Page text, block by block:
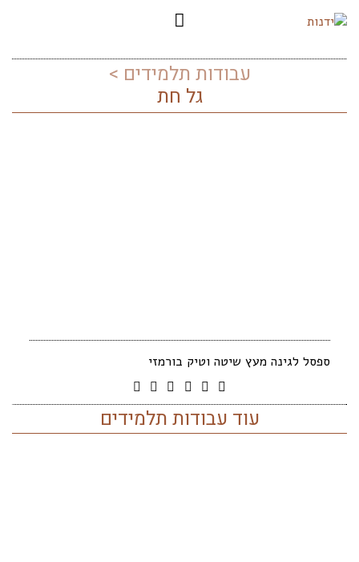
עבודות תלמידים >
גל חת
ספסל לגינה מעץ שיטה וטיק בורמזי
עוד עבודות תלמידים